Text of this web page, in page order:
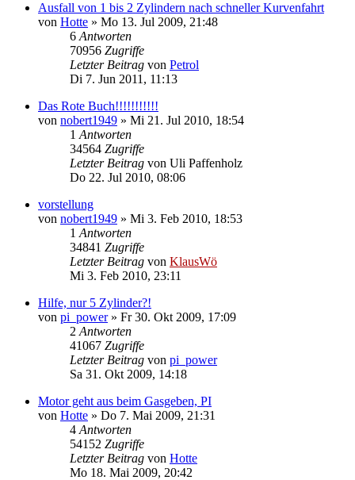
Ausfall von 1 bis 2 Zylindern nach schneller Kurvenfahrt
von Hotte » Mo 13. Jul 2009, 21:48
6 Antworten
70956 Zugriffe
Letzter Beitrag von Petrol
Di 7. Jun 2011, 11:13
Das Rote Buch!!!!!!!!!!!
von nobert1949 » Mi 21. Jul 2010, 18:54
1 Antworten
34564 Zugriffe
Letzter Beitrag von Uli Paffenholz
Do 22. Jul 2010, 08:06
vorstellung
von nobert1949 » Mi 3. Feb 2010, 18:53
1 Antworten
34841 Zugriffe
Letzter Beitrag von KlausWö
Mi 3. Feb 2010, 23:11
Hilfe, nur 5 Zylinder?!
von pi_power» Fr 30. Okt 2009, 17:09
2 Antworten
41067 Zugriffe
Letzter Beitrag von pi_power
Sa 31. Okt 2009, 14:18
Motor geht aus beim Gasgeben, PI
von Hotte » Do 7. Mai 2009, 21:31
4 Antworten
54152 Zugriffe
Letzter Beitrag von Hotte
Mo 18. Mai 2009, 20:42